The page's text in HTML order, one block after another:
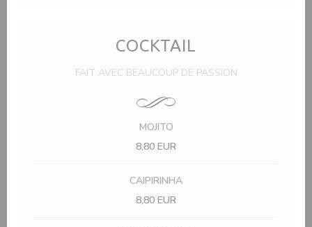
COCKTAIL
FAIT AVEC BEAUCOUP DE PASSION
MOJITO
8,80 EUR
CAIPIRINHA
8,80 EUR